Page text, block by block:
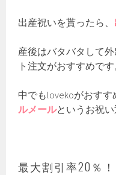
出産祝いを貰ったら、
産後はバタバタして
ト注文がおすすめです
中でもlovekoがおすす
ルメールというお祝い
最大割引率20％！